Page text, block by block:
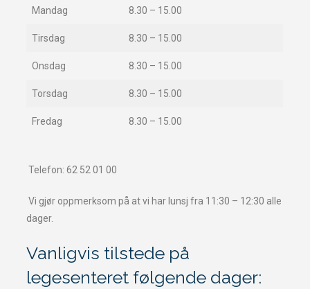
Mandag 8.30 – 15.00
Tirsdag 8.30 – 15.00
Onsdag 8.30 – 15.00
Torsdag 8.30 – 15.00
Fredag 8.30 – 15.00
Telefon: 62 52 01 00
Vi gjør oppmerksom på at vi har lunsj fra 11:30 – 12:30 alle
dager.
Vanligvis tilstede på
legesenteret følgende dager: